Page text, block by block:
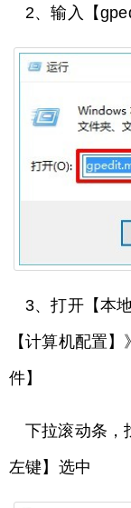
2、输入【
3、打开【本
【计算机配置
件】
下拉滚动条，
左键】选中